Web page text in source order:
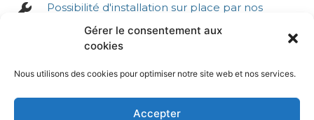
Gérer le consentement aux
cookies
Nous utilisons des cookies pour optimiser notre site web et nos services.
Accepter
Possibilité d'installation sur place par nos
Reprise possible de votre ancien matériel pour
recyclage
SAV avec ligne directe
Location possible (sous réserve de disponibilité